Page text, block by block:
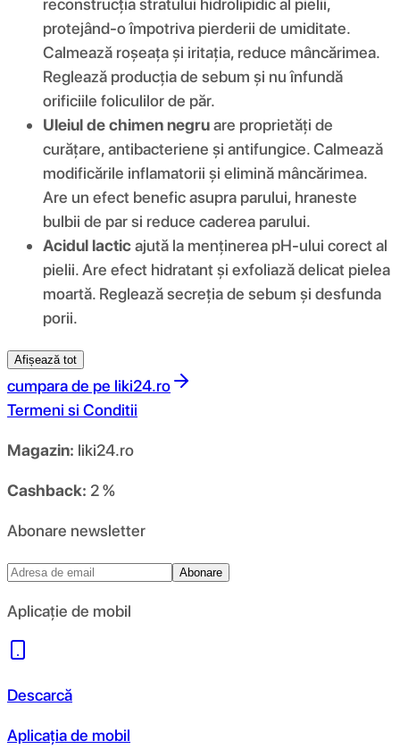
reconstrucția stratului hidrolipidic al pielii,
protejând-o împotriva pierderii de umiditate.
Calmează roșeața și iritația, reduce mâncărimea.
Reglează producția de sebum și nu înfundă
orificiile foliculilor de păr.
Uleiul de chimen negruare proprietăți de
curățare, antibacteriene și antifungice. Calmează
modificările inflamatorii și elimină mâncărimea.
Are un efect benefic asupra parului, hraneste
bulbii de par si reduce caderea parului.
Acidul lacticajută la menținerea pH-ului corect al
pielii. Are efect hidratant și exfoliază delicat pielea
moartă. Reglează secreția de sebum și desfunda
porii.
Afișează tot
cumpara de pe liki24.ro
Termeni si Conditii
Magazin: liki24.ro
Cashback: 2 %
Abonare newsletter
Abonare
Aplicație de mobil
Descarcă
Aplicația de mobil